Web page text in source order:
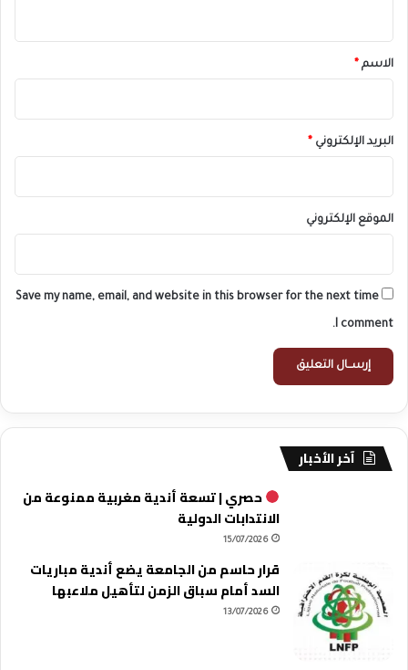
*
الاسم *
البريد الإلكتروني *
الموقع الإلكتروني
Save my name, email, and website in this browser for the next time
I comment.
آخر الأخبار
حصري | تسعة أندية مغربية ممنوعة من
الانتدابات الدولية
15/07/2026
قرار حاسم من الجامعة يضع أندية مباريات
السد أمام سباق الزمن لتأهيل ملاعبها
13/07/2026